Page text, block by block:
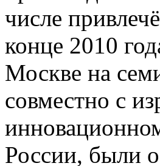
числе
конце 2010
Москве на
совместно с
России, были